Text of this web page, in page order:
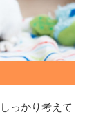
っかり考えて